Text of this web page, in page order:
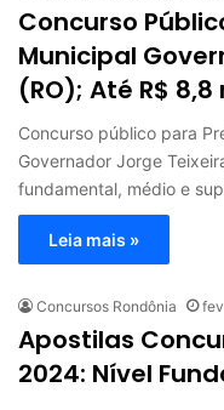
Concurso
Municipal
(RO); Até R$ 8,8
Concurso público para
Governador Jorge
fundamental, médio e
Leia mais »
Concursos Rondônia
Apostilas
2024: Nível